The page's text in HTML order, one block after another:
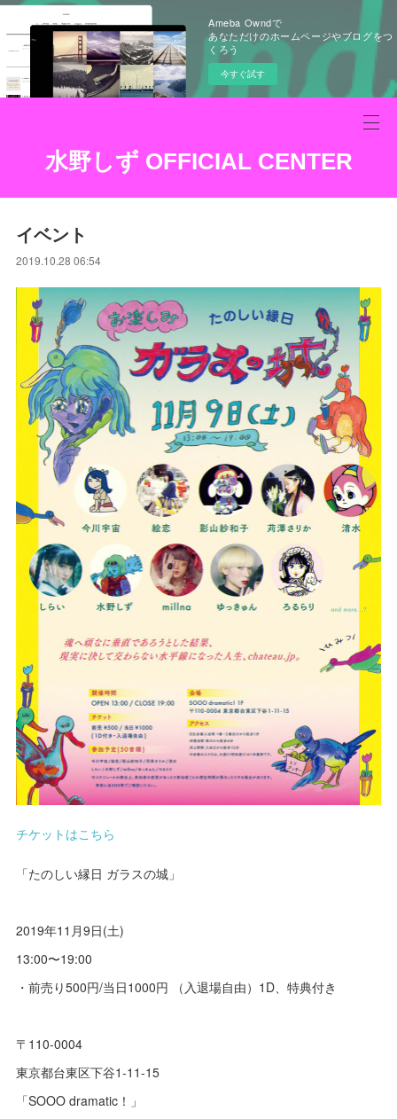
Ameba Owndで
あなただけのホームページやブログをつ
くろう
今すぐ試す
水野しず OFFICIAL CENTER
イベント
2019.10.28 06:54
チケットはこちら
「たのしい縁日 ガラスの城」
2019年11月9日(土)
13:00〜19:00
・前売り500円/当日1000円 （入退場自由）1D、特典付き
〒110-0004
東京都台東区下谷1-11-15
「SOOO dramatic！」